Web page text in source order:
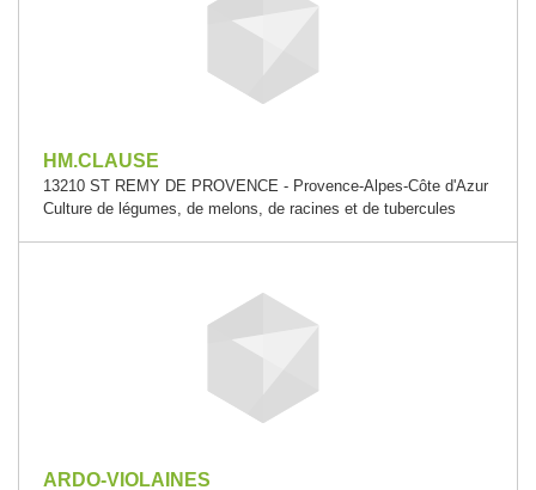
HM.CLAUSE
13210 ST REMY DE PROVENCE - Provence-Alpes-Côte d'Azur
Culture de légumes, de melons, de racines et de tubercules
ARDO-VIOLAINES